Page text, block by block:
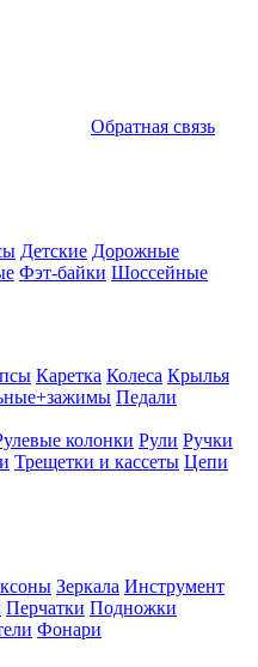
Обратная связь
Детские Дорожные
Фэт-байки Шоссейные
Каретка Колеса Крылья
Педали
колонки Рули Ручки
Трещетки и кассеты Цепи
Зеркала Инструмент
Перчатки Подножки
Фонари